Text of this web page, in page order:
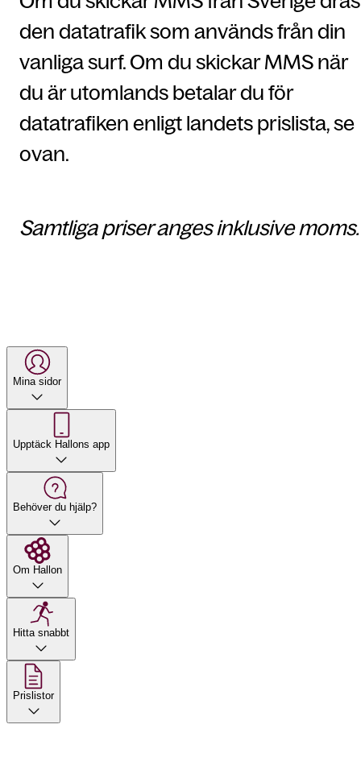
den datatrafik som används från din
vanliga surf. Om du skickar MMS när
du är utomlands betalar du för
datatrafiken enligt landets prislista, se
ovan.
Samtliga priser anges inklusive moms.
Mina sidor
Upptäck Hallons app
Behöver du hjälp?
Om Hallon
Hitta snabbt
Prislistor